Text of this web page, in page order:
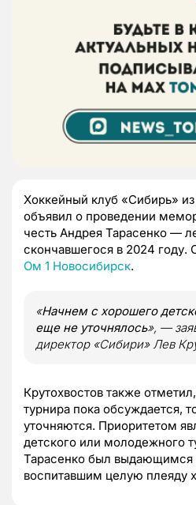
Хоккейный клуб «Сибирь»
объявил о проведении
честь Андрея Тарасенко —
скончавшегося в 2024 году.
Ом 1 Новосибирск.
«Начнем с хорошего
еще не уточнялось», —
директор «Сибири» Лев
Крутохвостов также
турнира пока обсуждается,
уточняются. Приоритетом
детского или молодежного
Тарасенко был выдающимся
воспитавшим целую плеяду